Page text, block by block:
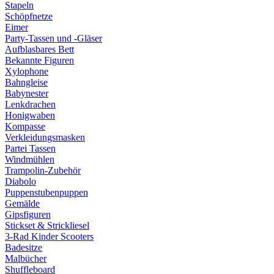
Stapeln
Schöpfnetze
Eimer
Party-Tassen und -Gläser
Aufblasbares Bett
Bekannte Figuren
Xylophone
Bahngleise
Babynester
Lenkdrachen
Honigwaben
Kompasse
Verkleidungsmasken
Partei Tassen
Windmühlen
Trampolin-Zubehör
Diabolo
Puppenstubenpuppen
Gemälde
Gipsfiguren
Stickset & Strickliesel
3-Rad Kinder Scooters
Badesitze
Malbücher
Shuffleboard